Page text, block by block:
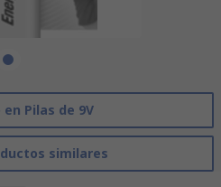
Pilas de 9V
similares